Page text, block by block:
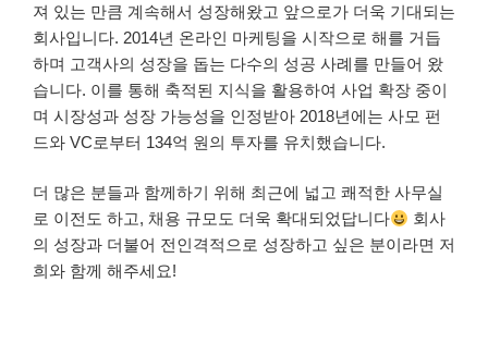
져 있는 만큼 계속해서 성장해왔고 앞으로가 더욱 기대되는
회사입니다. 2014년 온라인 마케팅을 시작으로 해를 거듭
하며 고객사의 성장을 돕는 다수의 성공 사례를 만들어 왔
습니다. 이를 통해 축적된 지식을 활용하여 사업 확장 중이
며 시장성과 성장 가능성을 인정받아 2018년에는 사모 펀
드와 VC로부터 134억 원의 투자를 유치했습니다.
더 많은 분들과 함께하기 위해 최근에 넓고 쾌적한 사무실
로 이전도 하고, 채용 규모도 더욱 확대되었답니다
회사
의 성장과 더불어 전인격적으로 성장하고 싶은 분이라면 저
희와 함께 해주세요!